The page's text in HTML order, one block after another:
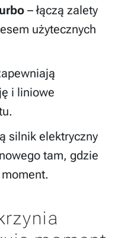
– łączą zalety
użytecznych
i liniowe
silnik elektryczny
tam, gdzie